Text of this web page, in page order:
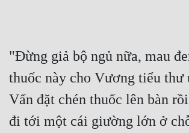
"Đừng giả bộ ngủ nữa, mau
thuốc này cho Vương tiểu thư
Vấn đặt chén thuốc lên bàn